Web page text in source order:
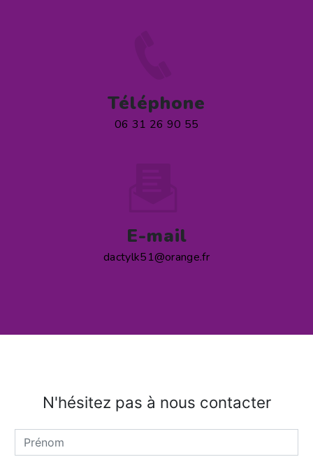
Téléphone
06 31 26 90 55
E-mail
dactylk51@orange.fr
N'hésitez pas à nous contacter